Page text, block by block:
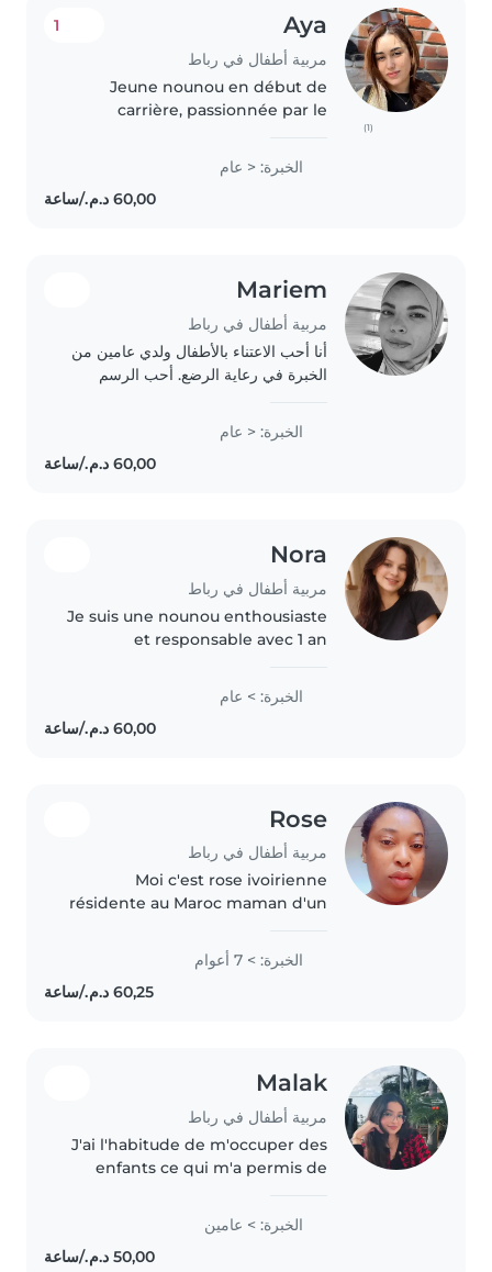
(1)
Aya
مربية أطفال في رباط
1
Jeune nounou en début de
carrière, passionnée par le
Expérience avec les bébés et les
enfants d'âge préscolaire, y
compris ceux ayant des besoins
الخبرة: < عام
Mariem
مربية أطفال في رباط
أنا أحب الاعتناء بالأطفال ولدي عامين من
الخبرة في رعاية الرضع. أحب الرسم
إعداد الوجبات الخفيفة ومساعدة الأطفال
في القيام بأنشطة بسيطة. أحب
الخبرة: < عام
Nora
مربية أطفال في رباط
Je suis une nounou enthousiaste
et responsable avec 1 an
écoliers. Certifiée en premiers
secours, je suis à l'aise avec..
الخبرة: > عام
Rose
مربية أطفال في رباط
Moi c'est rose ivoirienne
résidente au Maroc maman d'un
attentive responsable
الخبرة: > 7 أعوام
Malak
مربية أطفال في رباط
J'ai l'habitude de m'occuper des
enfants ce qui m'a permis de
responsabilités, ma patience et
mon attention envers les
enfants. J'aime jouer avec eux,
الخبرة: > عامين